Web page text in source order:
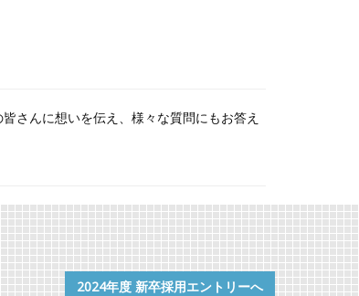
さんに想いを伝え、様々な質問にもお答え
2024年度 新卒採用エントリーへ